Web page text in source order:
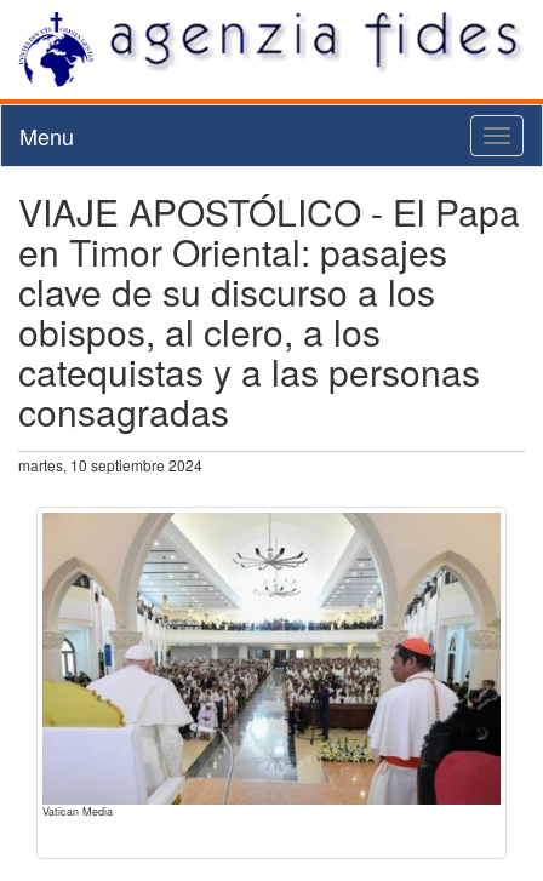
Menu
VIAJE APOSTÓLICO - El Papa
en Timor Oriental: pasajes
clave de su discurso a los
obispos, al clero, a los
catequistas y a las personas
consagradas
martes, 10 septiembre 2024
Vatican Media